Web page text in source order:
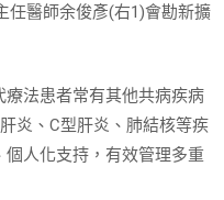
任醫師余俊彥(右1)會勘新擴
法患者常有其他共病疾病
炎、C型肝炎、肺結核等疾
人化支持，有效管理多重